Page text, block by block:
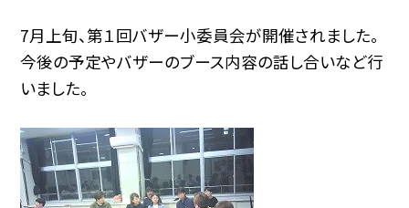
7月上旬、第１回バザー小委員会が開催されました。
今後の予定やバザーのブース内容の話し合いなど行
いました。